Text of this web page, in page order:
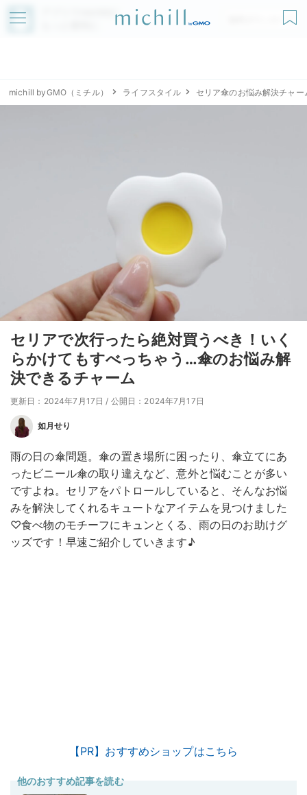
アプリでmichillが
無料ダウンロード
michill byGMO（ミチル） ライフスタイル セリア傘のお悩み解決チャー
セリアで次行ったら絶対買うべき！いく
らかけてもすべっちゃう…傘のお悩み解
決できるチャーム
更新日：2024年7月17日 / 公開日：2024年7月17日
如月せり
雨の日の傘問題。傘の置き場所に困ったり、傘立てにあ
ったビニール傘の取り違えなど、意外と悩むことが多い
ですよね。セリアをパトロールしていると、そんなお悩
みを解決してくれるキュートなアイテムを見つけました
♡食べ物のモチーフにキュンとくる、雨の日のお助けグ
ッズです！早速ご紹介していきます♪
【PR】おすすめショップはこちら
他のおすすめ記事を読む